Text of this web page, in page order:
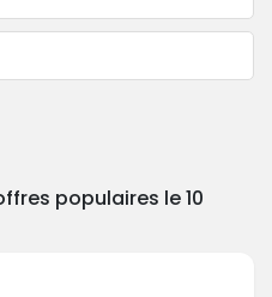
populaires le 10